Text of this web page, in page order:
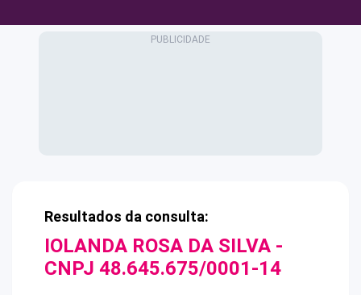
Resultados da consulta:
IOLANDA ROSA DA SILVA -
CNPJ 48.645.675/0001-14